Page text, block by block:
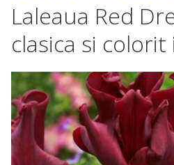
Laleaua Red
clasica si